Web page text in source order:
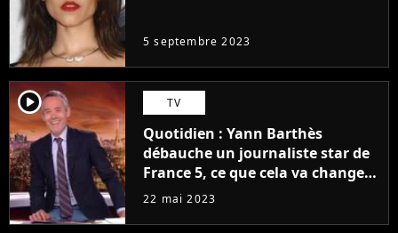
5 septembre 2023
player2 TV
Quotidien : Yann Barthès
débauche un journaliste star de
France 5, ce que cela va changer
à la rentrée
22 mai 2023